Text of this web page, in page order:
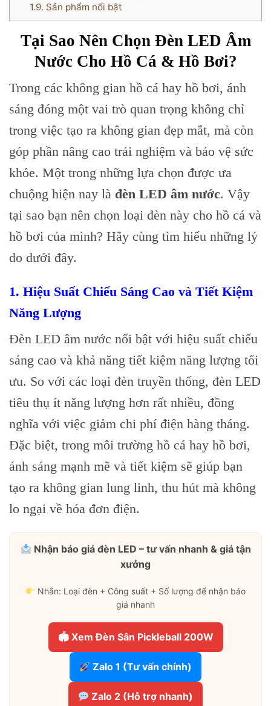
1.9. Sản phẩm nổi bật
Tại Sao Nên Chọn Đèn LED Âm
Nước Cho Hồ Cá & Hồ Bơi?
Trong các không gian hồ cá hay hồ bơi, ánh
sáng đóng một vai trò quan trọng không chỉ
trong việc tạo ra không gian đẹp mắt, mà còn
góp phần nâng cao trải nghiệm và bảo vệ sức
khỏe. Một trong những lựa chọn được ưa
chuộng hiện nay là đèn LED âm nước. Vậy
tại sao bạn nên chọn loại đèn này cho hồ cá và
hồ bơi của mình? Hãy cùng tìm hiểu những lý
do dưới đây.
1. Hiệu Suất Chiếu Sáng Cao và Tiết Kiệm
Năng Lượng
Đèn LED âm nước nổi bật với hiệu suất chiếu
sáng cao và khả năng tiết kiệm năng lượng tối
ưu. So với các loại đèn truyền thống, đèn LED
tiêu thụ ít năng lượng hơn rất nhiều, đồng
nghĩa với việc giảm chi phí điện hàng tháng.
Đặc biệt, trong môi trường hồ cá hay hồ bơi,
ánh sáng mạnh mẽ và tiết kiệm sẽ giúp bạn
tạo ra không gian lung linh, thu hút mà không
lo ngại về hóa đơn điện.
Nhận báo giá đèn LED – tư vấn nhanh & giá tận
xưởng
Nhắn: Loại đèn + Công suất + Số lượng để nhận báo
giá nhanh
🏟 Xem Đèn Sân Pickleball 200W
Zalo 1 (Tư vấn chính)
Zalo 2 (Hỗ trợ nhanh)